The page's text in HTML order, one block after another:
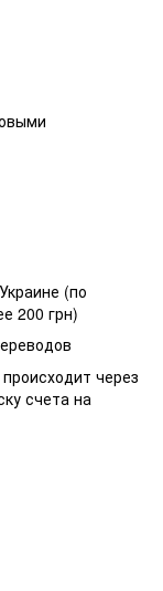
(по
200 грн)
через
счета на